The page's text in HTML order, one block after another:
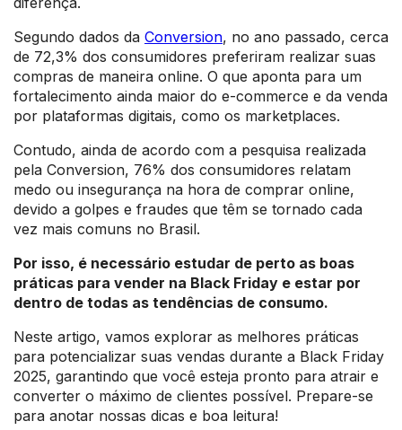
Segundo dados da Conversion, no ano passado, cerca
de 72,3% dos consumidores preferiram realizar suas
compras de maneira online. O que aponta para um
fortalecimento ainda maior do e-commerce e da venda
por plataformas digitais, como os marketplaces.
Contudo, ainda de acordo com a pesquisa realizada
pela Conversion, 76% dos consumidores relatam
medo ou insegurança na hora de comprar online,
devido a golpes e fraudes que têm se tornado cada
vez mais comuns no Brasil.
Por isso, é necessário estudar de perto as boas
práticas para vender na Black Friday e estar por
dentro de todas as tendências de consumo.
Neste artigo, vamos explorar as melhores práticas
para potencializar suas vendas durante a Black Friday
2025, garantindo que você esteja pronto para atrair e
converter o máximo de clientes possível. Prepare-se
para anotar nossas dicas e boa leitura!